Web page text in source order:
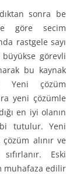
sonra be
göre secim
rastgele sayı
görevli
bu kaynak
Yeni çözüm
yeni çözümle
en iyi olanın
tutulur. Yeni
alınır ve
Eski
muhafaza edilir